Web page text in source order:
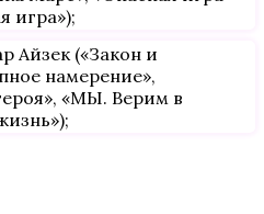
игра»);
Айзек («Закон и
намерение»,
«МЫ. Верим в